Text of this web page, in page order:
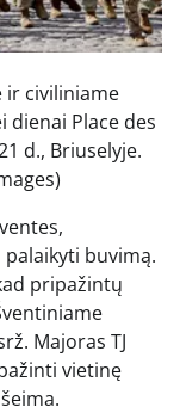
ir civiliniame
dienai Place des
d., Briuselyje.
buvimą.
pripažintų
Majoras TJ
vietinę